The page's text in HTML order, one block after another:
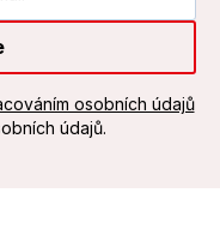
osobních údajů
údajů.